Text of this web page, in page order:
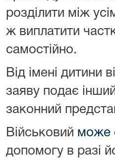
розділити між
ж виплатити
самостійно.
Від імені дитини
заяву подає
законний
Військовий може
допомогу в разі